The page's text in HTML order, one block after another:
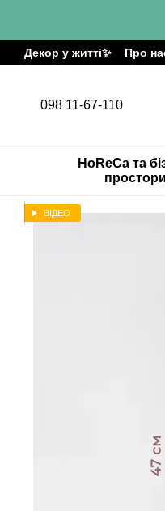
Декор у житті✨ Про
098 11-67-110
HoReCa та
простори
ВІДЕО